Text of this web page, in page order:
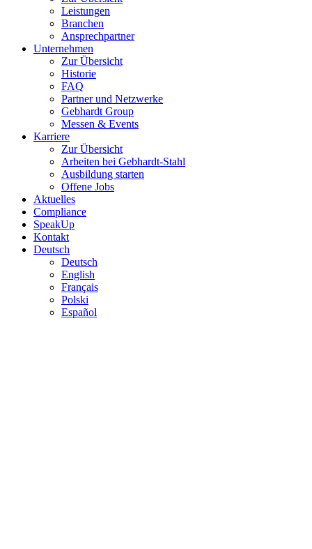
Leistungen
Branchen
Ansprechpartner
Unternehmen
Zur Übersicht
Historie
FAQ
Partner und Netzwerke
Gebhardt Group
Messen & Events
Karriere
Zur Übersicht
Arbeiten bei Gebhardt-Stahl
Ausbildung starten
Offene Jobs
Aktuelles
Compliance
SpeakUp
Kontakt
Deutsch
Deutsch
English
Français
Polski
Español